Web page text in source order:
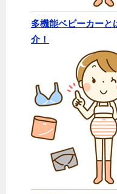
多機能ベビーカーと
介！